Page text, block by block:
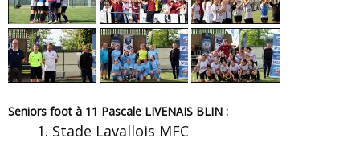
Seniors foot à 11 Pascale LIVENAIS BLIN :
Stade Lavallois MFC